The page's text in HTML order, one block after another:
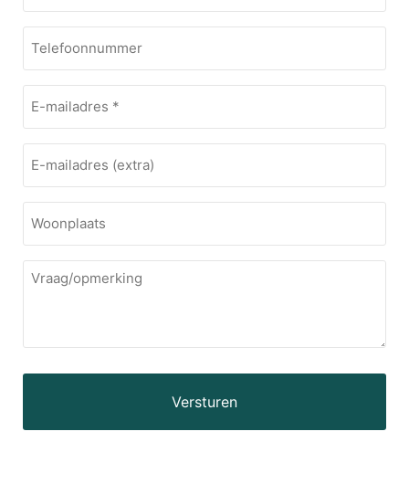
Telefoonnummer
E-
mailadres
E-
mailadres
Woonplaats
Vraag/opmerking